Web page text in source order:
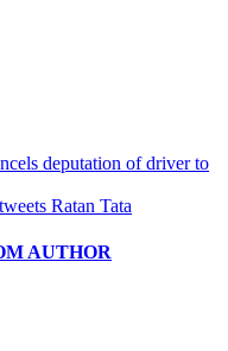
deputation of driver to
Ratan Tata
AUTHOR